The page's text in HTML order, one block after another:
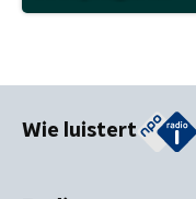
Wie luistert